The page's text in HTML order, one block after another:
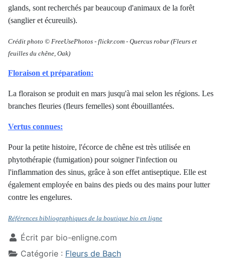
glands, sont recherchés par beaucoup d'animaux de la forêt
(sanglier et écureuils).
Crédit photo © FreeUsePhotos - flickr.com - Quercus robur (Fleurs et
feuilles du chêne, Oak)
Floraison et préparation:
La floraison se produit en mars jusqu'à mai selon les régions. Les
branches fleuries (fleurs femelles) sont ébouillantées.
Vertus connues:
Pour la petite histoire, l'écorce de chêne est très utilisée en
phytothérapie (fumigation) pour soigner l'infection ou
l'inflammation des sinus, grâce à son effet antiseptique. Elle est
également employée en bains des pieds ou des mains pour lutter
contre les engelures.
Références bibliographiques de la boutique bio en ligne
Écrit par bio-enligne.com
Catégorie : Fleurs de Bach